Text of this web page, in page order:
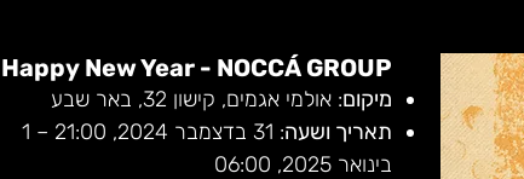
Happy New Year - NOCCÁ GROUP
מיקום: אולמי אגמים, קישון 32, באר שבע
תאריך ושעה
בינואר 2025, 06:00